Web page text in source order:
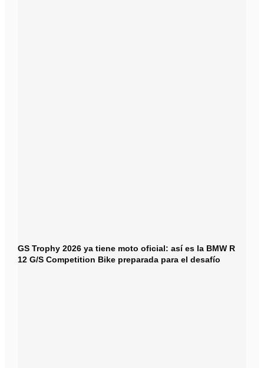
GS Trophy 2026 ya tiene moto oficial: así es la BMW R
12 G/S Competition Bike preparada para el desafío